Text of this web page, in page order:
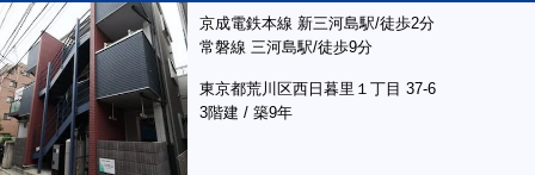
京成電鉄本線 新三河島駅/徒歩2分
常磐線 三河島駅/徒歩9分
東京都荒川区西日暮里１丁目 37-6
3階建 / 築9年